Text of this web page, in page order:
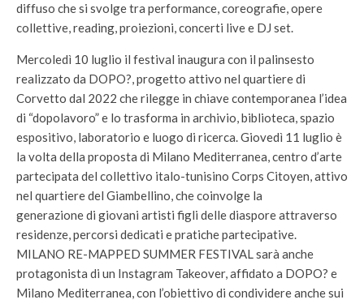
diffuso che si svolge tra performance, coreografie, opere
collettive, reading, proiezioni, concerti live e DJ set.
Mercoledì 10 luglio il festival inaugura con il palinsesto
realizzato da DOPO?, progetto attivo nel quartiere di
Corvetto dal 2022 che rilegge in chiave contemporanea l’idea
di “dopolavoro” e lo trasforma in archivio, biblioteca, spazio
espositivo, laboratorio e luogo di ricerca. Giovedì 11 luglio è
la volta della proposta di Milano Mediterranea, centro d’arte
partecipata del collettivo italo-tunisino Corps Citoyen, attivo
nel quartiere del Giambellino, che coinvolge la
generazione di giovani artisti figli delle diaspore attraverso
residenze, percorsi dedicati e pratiche partecipative.
MILANO RE-MAPPED SUMMER FESTIVAL sarà anche
protagonista di un Instagram Takeover, affidato a DOPO? e
Milano Mediterranea, con l’obiettivo di condividere anche sui